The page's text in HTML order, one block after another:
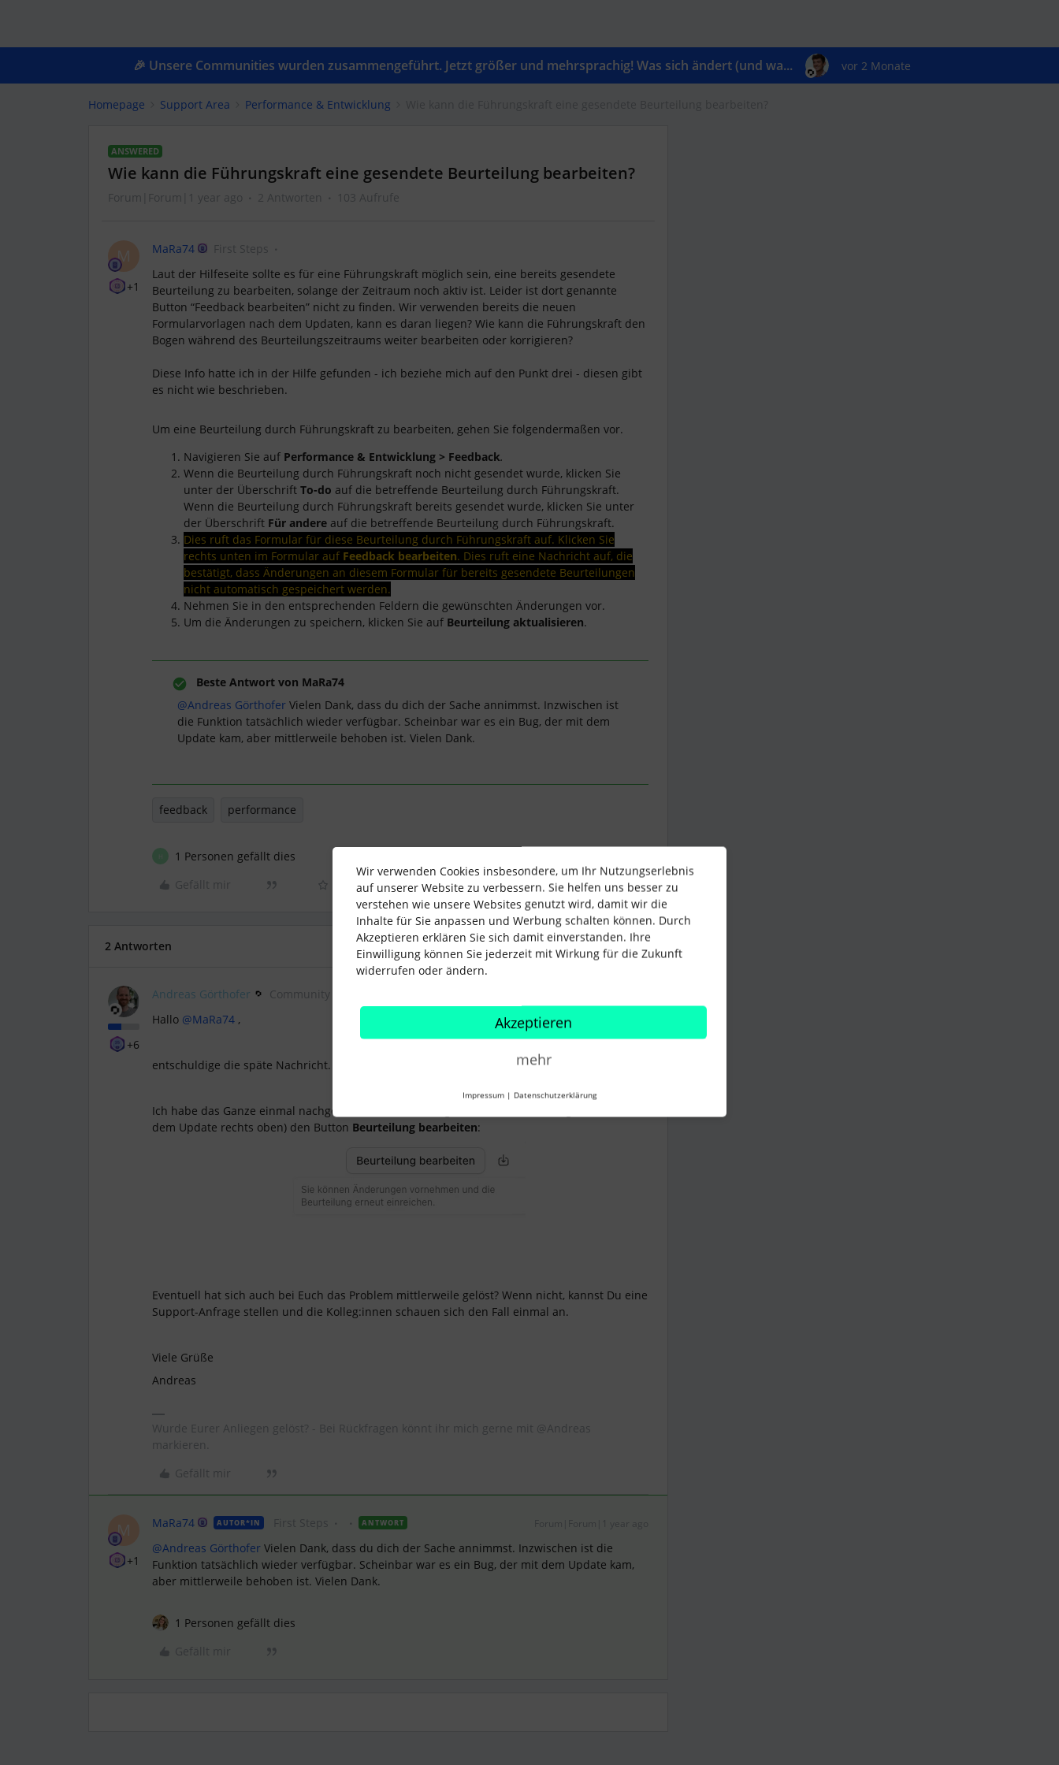
🎉 Unsere Communities wurden zusammengeführt. Jetzt größer und mehrsprachig! Was sich ändert (und wa... vor 2 Monate
Homepage Support Area Performance & Entwicklung
ANSWERED
Wie kann die Führungskraft eine gesendete Beurteilung bearbeiten?
Forum|Forum|1 year ago 2 Antworten 103 Aufrufe
M
+1
MaRa74
First Steps
Laut der Hilfeseite sollte es für eine Führungskraft möglich sein, eine bereits gesendete
Beurteilung zu bearbeiten, solange der Zeitraum noch aktiv ist. Leider ist dort genannte
Button “Feedback bearbeiten” nicht zu finden. Wir verwenden bereits die neuen
Formularvorlagen nach dem Updaten, kann es daran liegen? Wie kann die Führungskraft den
Bogen während des Beurteilungszeitraums weiter bearbeiten oder korrigieren?
Diese Info hatte ich in der Hilfe gefunden - ich beziehe mich auf den Punkt drei - diesen gibt
es nicht wie beschrieben.
Um eine Beurteilung durch Führungskraft zu bearbeiten, gehen Sie folgendermaßen vor.
Navigieren Sie auf Performance & Entwicklung > Feedback.
Wenn die Beurteilung durch Führungskraft noch nicht gesendet wurde, klicken Sie
unter der Überschrift To-do auf die betreffende Beurteilung durch Führungskraft.
Wenn die Beurteilung durch Führungskraft bereits gesendet wurde, klicken Sie unter
der Überschrift Für andere auf die betreffende Beurteilung durch Führungskraft.
Dies ruft das Formular für diese Beurteilung durch Führungskraft auf. Klicken Sie
rechts unten im Formular auf Feedback bearbeiten. Dies ruft eine Nachricht auf, die
bestätigt, dass Änderungen an diesem Formular für bereits gesendete Beurteilungen
nicht automatisch gespeichert werden.
Nehmen Sie in den entsprechenden Feldern die gewünschten Änderungen vor.
Um die Änderungen zu speichern, klicken Sie auf Beurteilung aktualisieren.
Beste Antwort von MaRa74
@Andreas Görthofer Vielen Dank, dass du dich der Sache annimmst. Inzwischen ist
die Funktion tatsächlich wieder verfügbar. Scheinbar war es ein Bug, der mit dem
Update kam, aber mittlerweile behoben ist. Vielen Dank.
feedback performance
1 Personen gefällt dies
Gefällt mir
Teilen
2 Antworten Älteste zuerst
+6
Andreas Görthofer Community Moderator
Hallo ​ @MaRa74 ,
entschuldige die späte Nachricht.
Ich habe das Ganze einmal nachgestellt: In der bereits gesendeten Beurteilung sehe ich (seit
dem Update rechts oben) den Button Beurteilung bearbeiten:
Eventuell hat sich auch bei Euch das Problem mittlerweile gelöst? Wenn nicht, kannst Du eine
Support-Anfrage stellen und die Kolleg:innen schauen sich den Fall einmal an.
Viele Grüße
Andreas
Wurde Eurer Anliegen gelöst? - Bei Rückfragen könnt ihr mich gerne mit @Andreas
markieren.
Gefällt mir
M
+1
MaRa74 AUTOR*IN ANTWORT
@Andreas Görthofer Vielen Dank, dass du dich der Sache annimmst. Inzwischen ist die
Funktion tatsächlich wieder verfügbar. Scheinbar war es ein Bug, der mit dem Update kam,
aber mittlerweile behoben ist. Vielen Dank.
1 Personen gefällt dies
Wir verwenden Cookies insbesondere, um Ihr Nutzungserlebnis
auf unserer Website zu verbessern. Sie helfen uns besser zu
verstehen wie unsere Websites genutzt wird, damit wir die
Inhalte für Sie anpassen und Werbung schalten können. Durch
Akzeptieren erklären Sie sich damit einverstanden. Ihre
Einwilligung können Sie jederzeit mit Wirkung für die Zukunft
widerrufen oder ändern.
Akzeptieren
mehr
Impressum | Datenschutzerklärung